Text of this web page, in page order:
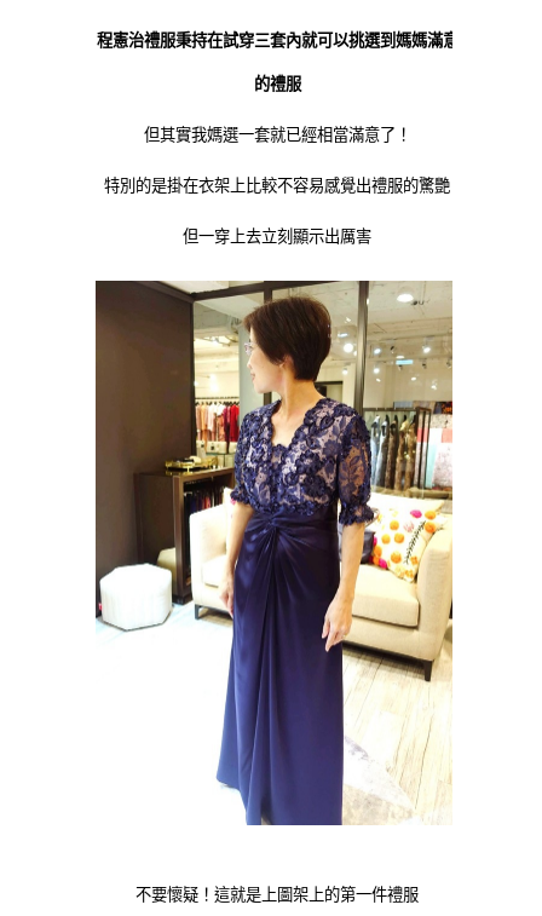
程憲治禮服秉持在試穿三套內就可以挑選到媽媽滿意
的禮服
但其實我媽選一套就已經相當滿意了！
特別的是掛在衣架上比較不容易感覺出禮服的驚艷
但一穿上去立刻顯示出厲害
不要懷疑！這就是上圖架上的第一件禮服